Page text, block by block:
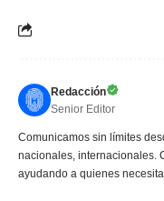
Redacción
Senior Editor
Comunicamos sin límites
nacionales, internacionales.
ayudando a quienes